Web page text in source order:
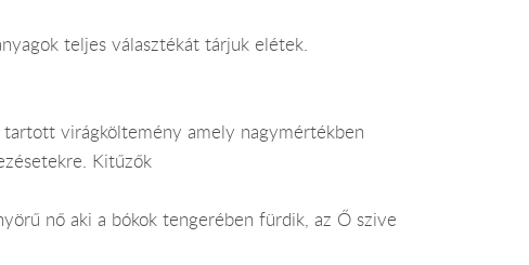
teljes választékát tárjuk elétek.
virágköltemény amely nagymértékben
Kitűzők
nő aki a bókok tengerében fürdik, az Ő szive